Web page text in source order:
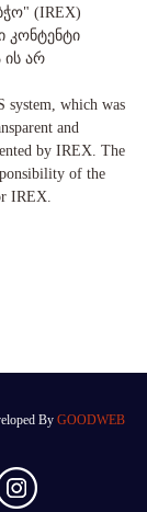
(IREX)
კონტენტი
ის არ
system, which was
and
by IREX. The
of the
IREX.
By GOODWEB